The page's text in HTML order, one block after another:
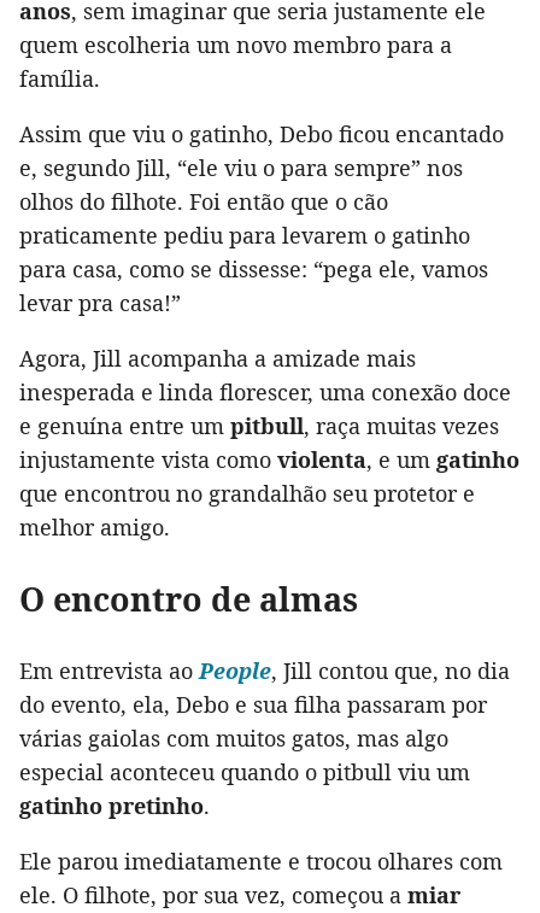
anos, sem imaginar que seria justamente ele
quem escolheria um novo membro para a
família.
Assim que viu o gatinho, Debo ficou encantado
e, segundo Jill, “ele viu o para sempre” nos
olhos do filhote. Foi então que o cão
praticamente pediu para levarem o gatinho
para casa, como se dissesse: “pega ele, vamos
levar pra casa!”
Agora, Jill acompanha a amizade mais
inesperada e linda florescer, uma conexão doce
e genuína entre um pitbull, raça muitas vezes
injustamente vista como violenta, e um gatinho
que encontrou no grandalhão seu protetor e
melhor amigo.
O encontro de almas
Em entrevista aoPeople, Jill contou que, no dia
do evento, ela, Debo e sua filha passaram por
várias gaiolas com muitos gatos, mas algo
especial aconteceu quando o pitbull viu um
gatinho pretinho.
Ele parou imediatamente e trocou olhares com
ele. O filhote, por sua vez, começou a miar